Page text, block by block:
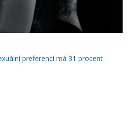
preferenci má 31 procent